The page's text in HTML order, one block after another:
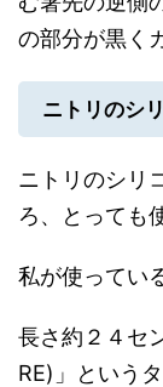
の部分が黒く
ニトリのシ
ニトリのシリ
ろ、とっても
私が使ってい
長さ約２４セ
RE)」というタ